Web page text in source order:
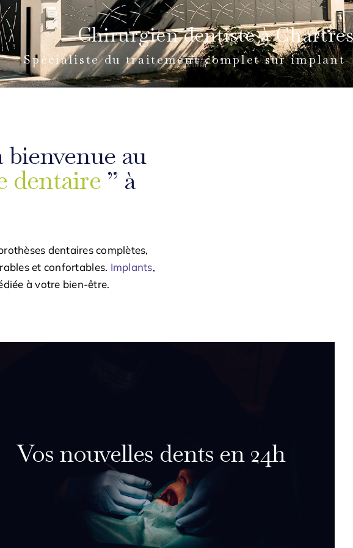
Chirurgien dentiste à
Spécialiste du traitement complet sur implant
bienvenue au
dentaire” à
dentaires complètes,
et confortables. Implants,
à votre bien-être.
Vos nouvelles dents en 24h